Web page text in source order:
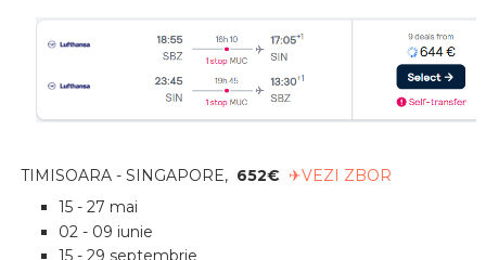
TIMISOARA - SINGAPORE, 652€ ✈VEZI ZBOR
15 - 27 mai
02 - 09 iunie
15 - 29 septembrie